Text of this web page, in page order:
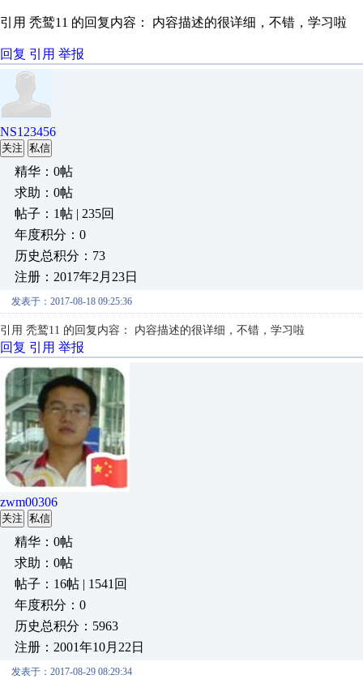
引用 秃鹫11 的回复内容： 内容描述的很详细，不错，学习啦
回复 引用 举报
NS123456
关注 私信
精华：0帖
求助：0帖
帖子：1帖 | 235回
年度积分：0
历史总积分：73
注册：2017年2月23日
发表于：2017-08-18 09:25:36
引用 秃鹫11 的回复内容： 内容描述的很详细，不错，学习啦
回复 引用 举报
zwm00306
关注 私信
精华：0帖
求助：0帖
帖子：16帖 | 1541回
年度积分：0
历史总积分：5963
注册：2001年10月22日
发表于：2017-08-29 08:29:34